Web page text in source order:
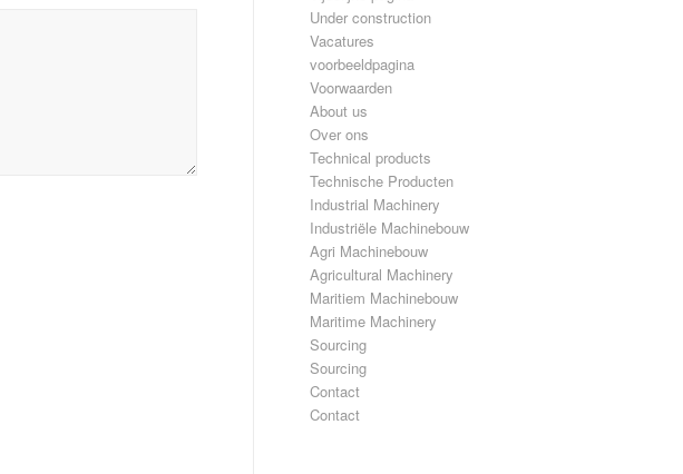
Under construction
Vacatures
voorbeeldpagina
Voorwaarden
About us
Over ons
Technical products
Technische Producten
Industrial Machinery
Industriële Machinebouw
Agri Machinebouw
Agricultural Machinery
Maritiem Machinebouw
Maritime Machinery
Sourcing
Sourcing
Contact
Contact